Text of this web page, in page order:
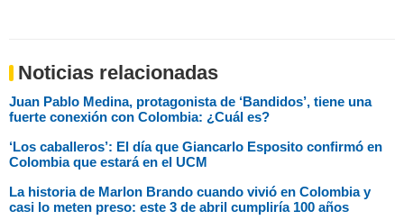
Noticias relacionadas
Juan Pablo Medina, protagonista de ‘Bandidos’, tiene una
fuerte conexión con Colombia: ¿Cuál es?
⁠‘Los caballeros’: El día que Giancarlo Esposito confirmó en
Colombia que estará en el UCM
La historia de Marlon Brando cuando vivió en Colombia y
casi lo meten preso: este 3 de abril cumpliría 100 años